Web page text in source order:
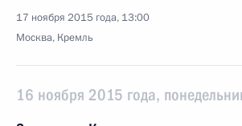
17 ноября 2015 года, 13:00
Москва, Кремль
16 ноября 2015 года,